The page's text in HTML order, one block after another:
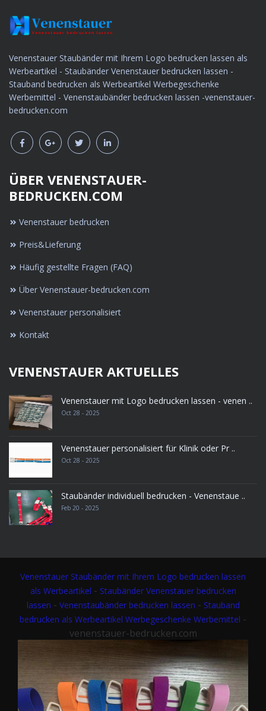
Venenstauer Staubänder mit Ihrem Logo bedrucken lassen als
Werbeartikel - Staubänder Venenstauer bedrucken lassen -
Stauband bedrucken als Werbeartikel Werbegeschenke
Werbemittel - Venenstaubänder bedrucken lassen -venenstauer-
bedrucken.com
ÜBER VENENSTAUER-
BEDRUCKEN.COM
Venenstauer bedrucken
Preis&Lieferung
Häufig gestellte Fragen (FAQ)
Über Venenstauer-bedrucken.com
Venenstauer personalisiert
Kontakt
VENENSTAUER AKTUELLES
Venenstauer mit Logo bedrucken lassen - venen ..
Oct 28 - 2025
Venenstauer personalisiert für Klinik oder Pr ..
Oct 28 - 2025
Staubänder individuell bedrucken - Venenstaue ..
Feb 20 - 2025
Venenstauer Staubänder mit Ihrem Logo bedrucken lassen
als Werbeartikel - Staubänder Venenstauer bedrucken
lassen - Venenstaubänder bedrucken lassen - Stauband
bedrucken als Werbeartikel Werbegeschenke Werbemittel -
venenstauer-bedrucken.com